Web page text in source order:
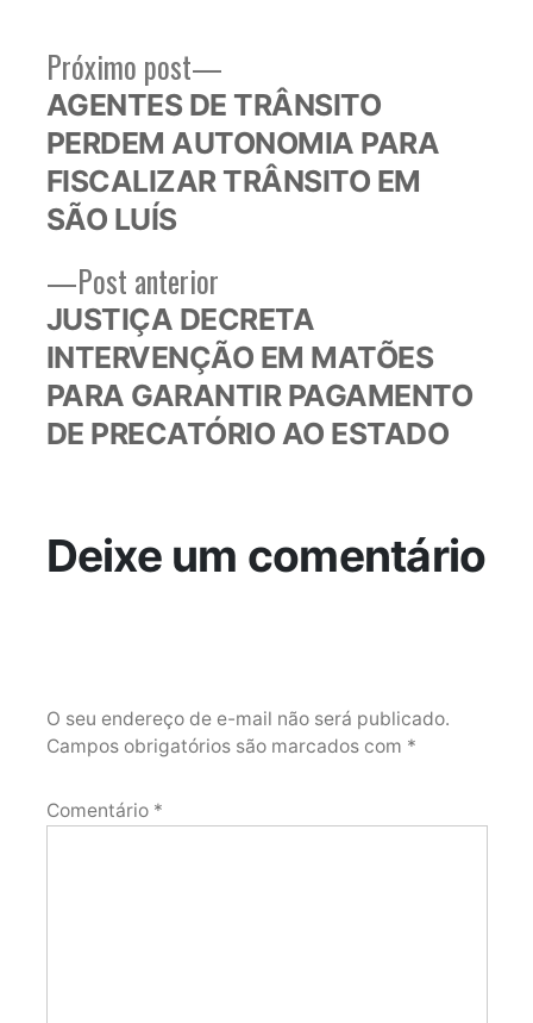
Navegação
de
Post
Post anteriorPost
anterior:
JUSTIÇA DECRETA
INTERVENÇÃO EM MATÕES
PARA GARANTIR PAGAMENTO
DE PRECATÓRIO AO ESTADO
Próximo post
Próximo
post:
AGENTES DE TRÂNSITO
PERDEM AUTONOMIA PARA
FISCALIZAR TRÂNSITO EM
SÃO LUÍS
Deixe um comentário
O seu endereço de e-mail não será publicado.
Campos obrigatórios são marcados com *
Comentário *